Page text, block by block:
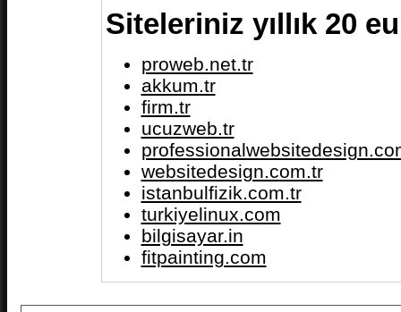
Siteleriniz yıllık 20
proweb.net.tr
akkum.tr
firm.tr
ucuzweb.tr
websitedesign.com.tr
istanbulfizik.com.tr
turkiyelinux.com
bilgisayar.in
fitpainting.com